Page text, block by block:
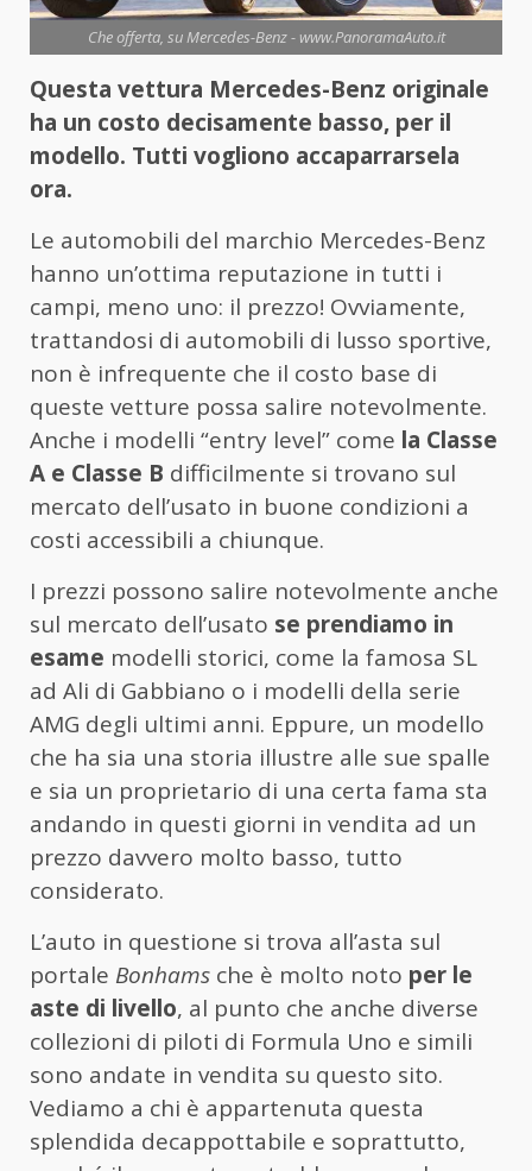
Che offerta, su Mercedes-Benz - www.PanoramaAuto.it
Questa vettura Mercedes-Benz originale
ha un costo decisamente basso, per il
modello. Tutti vogliono accaparrarsela
ora.
Le automobili del marchio Mercedes-Benz
hanno un’ottima reputazione in tutti i
campi, meno uno: il prezzo! Ovviamente,
trattandosi di automobili di lusso sportive,
non è infrequente che il costo base di
queste vetture possa salire notevolmente.
Anche i modelli “entry level” come la Classe
A e Classe B difficilmente si trovano sul
mercato dell’usato in buone condizioni a
costi accessibili a chiunque.
I prezzi possono salire notevolmente anche
sul mercato dell’usato se prendiamo in
esame modelli storici, come la famosa SL
ad Ali di Gabbiano o i modelli della serie
AMG degli ultimi anni. Eppure, un modello
che ha sia una storia illustre alle sue spalle
e sia un proprietario di una certa fama sta
andando in questi giorni in vendita ad un
prezzo davvero molto basso, tutto
considerato.
L’auto in questione si trova all’asta sul
portale Bonhams che è molto noto per le
aste di livello, al punto che anche diverse
collezioni di piloti di Formula Uno e simili
sono andate in vendita su questo sito.
Vediamo a chi è appartenuta questa
splendida decappottabile e soprattutto,